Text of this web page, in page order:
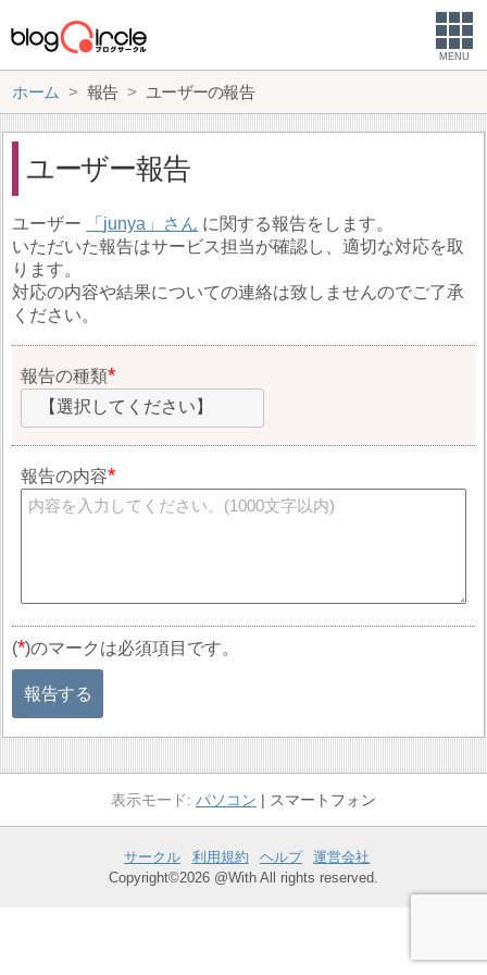
MENU
ホーム 報告 ユーザーの報告
ユーザー報告
ユーザー junya
に関する報告をします。
いただいた報告はサービス担当が確認し、適切な対応を取
ります。
対応の内容や結果についての連絡は致しませんのでご了承
ください。
報告の種類
【選択してください】
報告の内容
(*)のマークは必須項目です。
報告する
パソコン スマートフォン
サークル 利用規約 ヘルプ
運営会社
Copyright©2026 @With All rights reserved.